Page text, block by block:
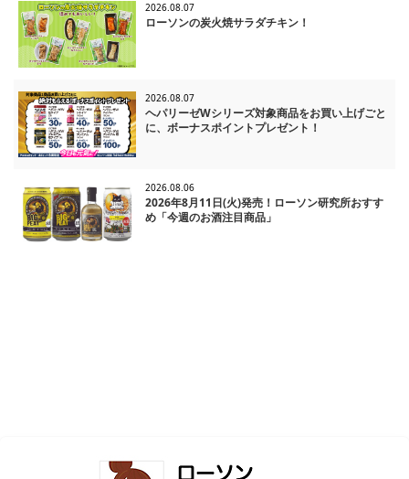
2026.08.07
ローソンの炭火焼サラダチキン！
2026.08.07
ヘパリーゼWシリーズ対象商品をお買い上げごと
に、ボーナスポイントプレゼント！
2026.08.06
2026年8月11日(火)発売！ローソン研究所おすす
め「今週のお酒注目商品」